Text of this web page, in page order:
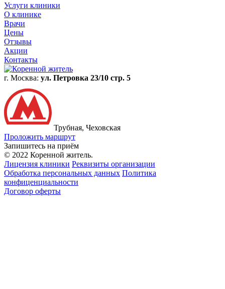
Услуги клиники
О клинике
Врачи
Цены
Отзывы
Акции
Контакты
г. Москва: ул. Петровка 23/10 стр. 5
Трубная, Чеховская
Проложить маршрут
Запишитесь на приём
© 2022 Коренной житель.
Лицензия клиники Реквизиты организации
Обработка персональных данных Политика
конфиценциальности
Договор оферты